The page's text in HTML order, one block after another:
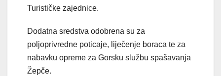
Turističke zajednice.
Dodatna sredstva odobrena su za
poljoprivredne poticaje, liječenje boraca te za
nabavku opreme za Gorsku službu spašavanja
Žepče.